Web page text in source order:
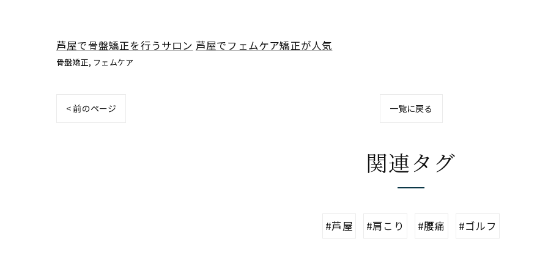
芦屋で骨盤矯正を行うサロン 芦屋でフェムケア矯正が人気
骨盤矯正 フェムケア
< 前のページ 一覧に戻る
関連タグ
#芦屋 #肩こり #腰痛 #ゴルフ